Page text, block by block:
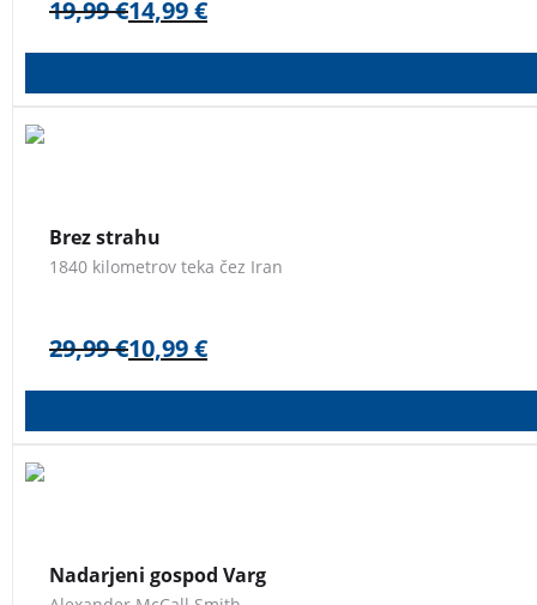
19,99€14,99€
Brez strahu
1840 kilometrov teka čez Iran
29,99€10,99€
Nadarjeni gospod Varg